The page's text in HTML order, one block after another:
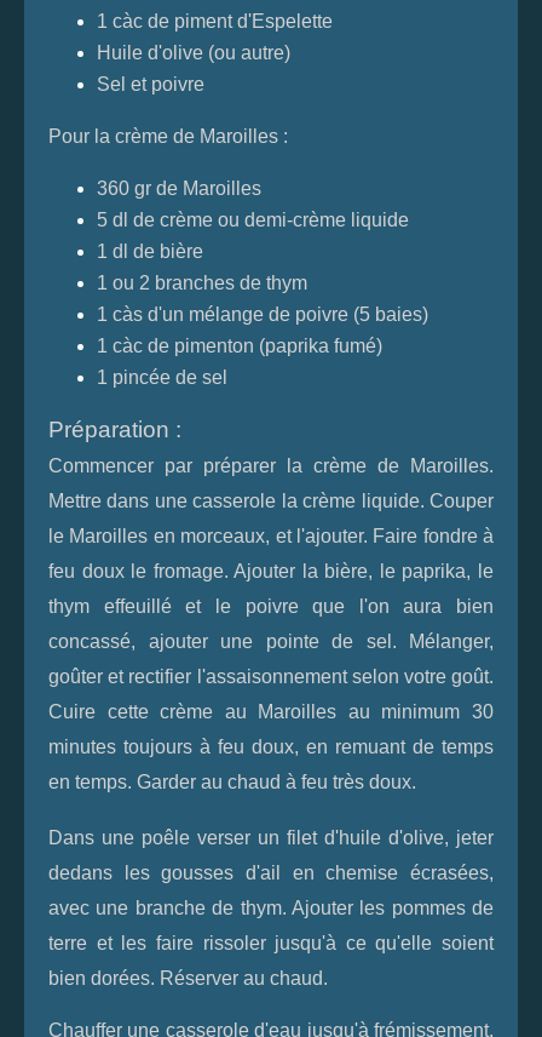
1 càc de piment d'Espelette
Huile d'olive (ou autre)
Sel et poivre
Pour la crème de Maroilles :
360 gr de Maroilles
5 dl de crème ou demi-crème liquide
1 dl de bière
1 ou 2 branches de thym
1 càs d'un mélange de poivre (5 baies)
1 càc de pimenton (paprika fumé)
1 pincée de sel
Préparation :
Commencer par préparer la crème de Maroilles.
Mettre dans une casserole la crème liquide. Couper
le Maroilles en morceaux, et l'ajouter. Faire fondre à
feu doux le fromage. Ajouter la bière, le paprika, le
thym effeuillé et le poivre que l'on aura bien
concassé, ajouter une pointe de sel. Mélanger,
goûter et rectifier l'assaisonnement selon votre goût.
Cuire cette crème au Maroilles au minimum 30
minutes toujours à feu doux, en remuant de temps
en temps. Garder au chaud à feu très doux.
Dans une poêle verser un filet d'huile d'olive, jeter
dedans les gousses d'ail en chemise écrasées,
avec une branche de thym. Ajouter les pommes de
terre et les faire rissoler jusqu'à ce qu'elle soient
bien dorées. Réserver au chaud.
Chauffer une casserole d'eau jusqu'à frémissement,